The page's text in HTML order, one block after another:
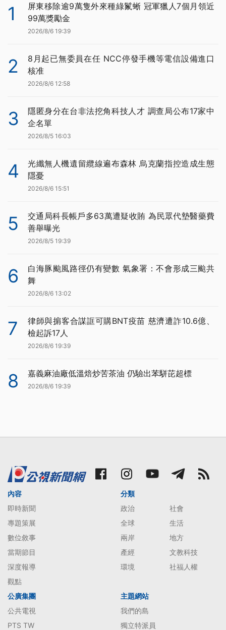
1
屏東移除逾9萬隻外來種綠鬣蜥 冠軍獵人7個月領近
99萬獎勵金
2026/8/6 19:39
2
8月起已無委員在任 NCC停發手機等電信設備進口
核准
2026/8/6 12:58
3
隱匿身分在台非法挖角科技人才 調查局公布17家中
企名單
2026/8/5 16:03
4
光纖無人機遺留纜線遍布森林 烏克蘭指控造成生態
隱憂
2026/8/6 15:51
5
交通局科長帳戶多63萬遭疑收賄 為民眾代墊醫藥費
善舉曝光
2026/8/5 19:39
6
白海豚颱風路徑仍有變數 氣象署：不會形成三颱共
舞
2026/8/6 13:02
7
律師與掮客合謀誆可購BNT疫苗 慈濟遭詐10.6億、
檢起訴17人
2026/8/6 19:39
8 嘉義麻油廠低溫焙炒苦茶油 仍驗出苯駢芘超標
2026/8/6 19:39
內容
即時新聞
專題策展
數位敘事
當期節目
深度報導
觀點
分類
政治
社會
全球
生活
兩岸
地方
產經
文教科技
環境
社福人權
公廣集團
公共電視
PTS TW
主題網站
我們的島
獨立特派員